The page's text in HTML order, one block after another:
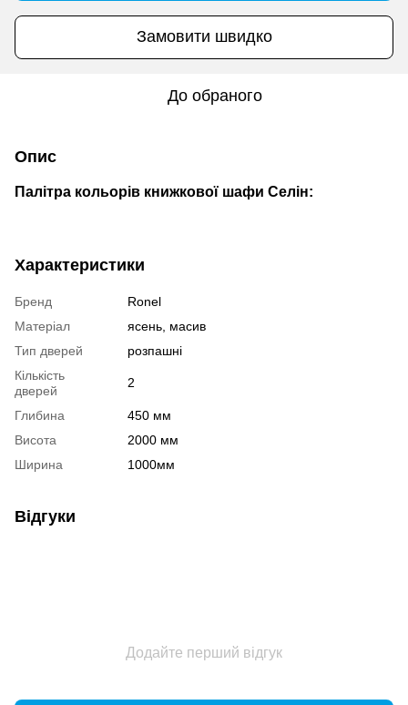
Замовити швидко
До обраного
Опис
Палітра кольорів книжкової шафи Селін:
Характеристики
Бренд
Ronel
Матеріал
ясень, масив
Тип дверей
розпашні
Кількість
дверей
2
Глибина
450 мм
Висота
2000 мм
Ширина
1000мм
Відгуки
Додайте перший відгук